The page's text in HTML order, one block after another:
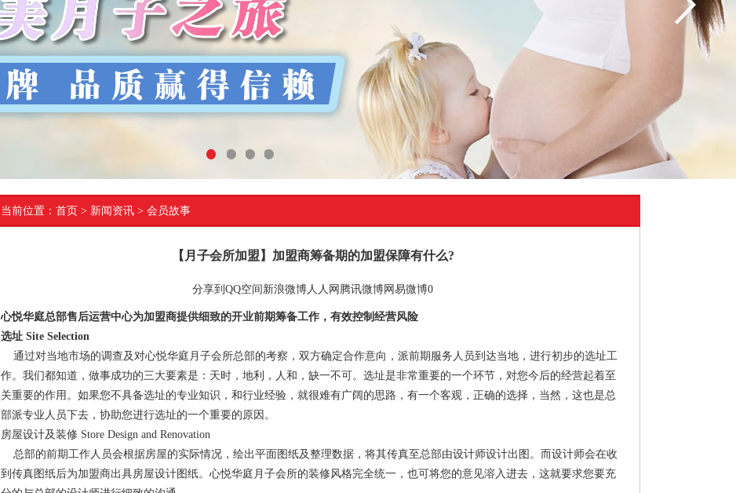
当前位置： 首页 > 新闻资讯 > 会员故事
【月子会所加盟】加盟商筹备期的加盟保障有什么?
分享到 QQ空间 新浪微博人人网 腾讯微博网易微博0
心悦华庭总部售后运营中心为加盟商提供细致的开业前期筹备工作，有效控制经营风险
选址 Site Selection
通过对当地市场的调查及对心悦华庭月子会所总部的考察，双方确定合作意向，派前期服务人员到达当地，进行初步的选址工
作。我们都知道，做事成功的三大要素是：天时，地利，人和，缺一不可。选址是非常重要的一个环节，对您今后的经营起着至
关重要的作用。如果您不具备选址的专业知识，和行业经验，就很难有广阔的思路，有一个客观，正确的选择，当然，这也是总
部派专业人员下去，协助您进行选址的一个重要的原因。
房屋设计及装修 Store Design and Renovation
总部的前期工作人员会根据房屋的实际情况，绘出平面图纸及整理数据，将其传真至总部由设计师设计出图。而设计师会在收
到传真图纸后为加盟商出具房屋设计图纸。心悦华庭月子会所的装修风格完全统一，也可将您的意见溶入进去，这就要求您要充